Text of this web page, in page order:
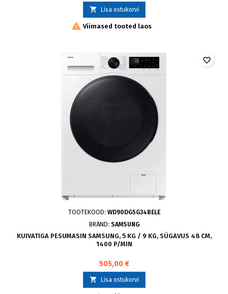
 Lisa ostukorvi
 Viimased tooted laos
TOOTEKOOD: WD90DG5G34BELE
BRÄND: SAMSUNG
KUIVATIGA PESUMASIN SAMSUNG, 5 KG / 9 KG, SÜGAVUS 48 CM,
1400 P/MIN
505,00 €
 Lisa ostukorvi
favorite_border